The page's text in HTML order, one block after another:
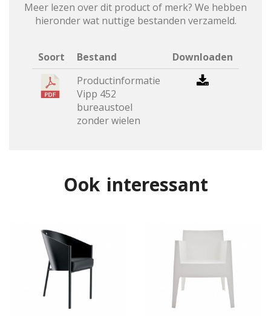
Meer lezen over dit product of merk? We hebben
hieronder wat nuttige bestanden verzameld.
Soort Bestand
Downloaden
Productinformatie
Vipp 452
bureaustoel
zonder wielen
Ook interessant